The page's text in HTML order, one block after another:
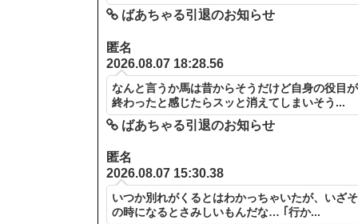
ばあちゃる引退のお知らせ
匿名
2026.08.07 18:28.56
なんと言うか馬は昔からそうだけど自身の役目が
終わったと感じたらスッと消えてしまいそう...
ばあちゃる引退のお知らせ
匿名
2026.08.07 15:30.38
いつか別れがくるとはわかっちゃいたが、いざそ
の時になるとさみしいもんだな… ｢行か...